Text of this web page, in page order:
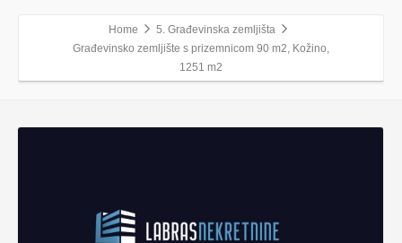
Home
5. Građevinska zemljišta
Građevinsko zemljište s prizemnicom 90 m2, Kožino,
1251 m2